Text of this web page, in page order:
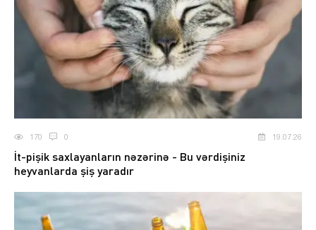
170 0 19.07.26
İt-pişik saxlayanların nəzərinə - Bu vərdişiniz
heyvanlarda şiş yaradır